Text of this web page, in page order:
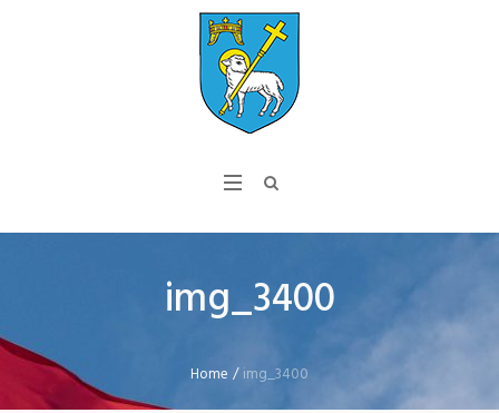
img_3400
Home /img_3400